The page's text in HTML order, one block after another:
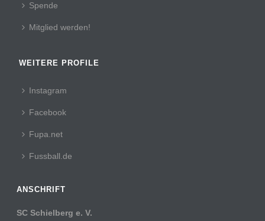
Spende
Mitglied werden!
WEITERE PROFILE
Instagram
Facebook
Fupa.net
Fussball.de
ANSCHRIFT
SC Schielberg e. V.